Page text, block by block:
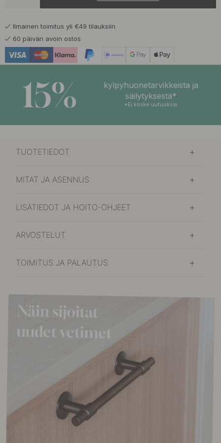
Varastossa
Ilmainen toimitus yli €49 tilauksiin
60 päivän avoin ostos
15%
kylpyhuonetarvikkeista ja
säilytyksestä*
*Ei koske uutuuksia
TUOTETIEDOT
MITAT JA ASENNUS
LISÄTIEDOT JA HOITO-OHJEET
ARVOSTELUT
TOIMITUS JA PALAUTUS